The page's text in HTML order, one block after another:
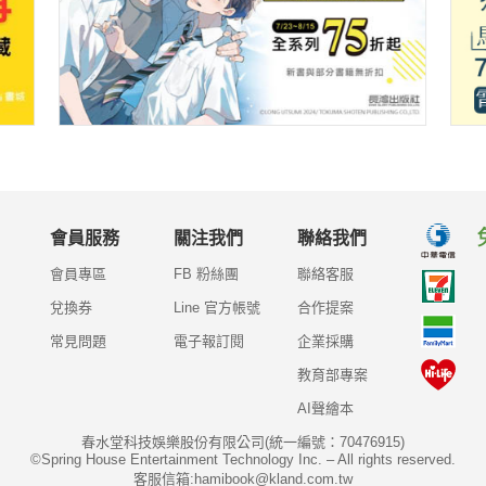
會員服務
會員專區
兌換券
常見問題
關注我們
FB 粉絲團
Line 官方帳號
電子報訂閱
聯絡我們
聯絡客服
合作提案
企業採購
教育部專案
AI聲繪本
春水堂科技娛樂股份有限公司(統一編號：70476915)
©Spring House Entertainment Technology Inc. – All rights reserved.
客服信箱:hamibook@kland.com.tw